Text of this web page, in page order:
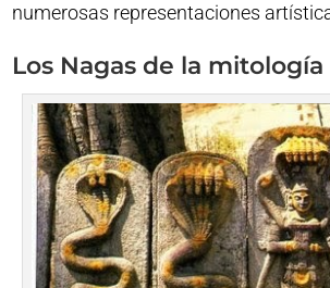
numerosas representaciones
Los Nagas de la